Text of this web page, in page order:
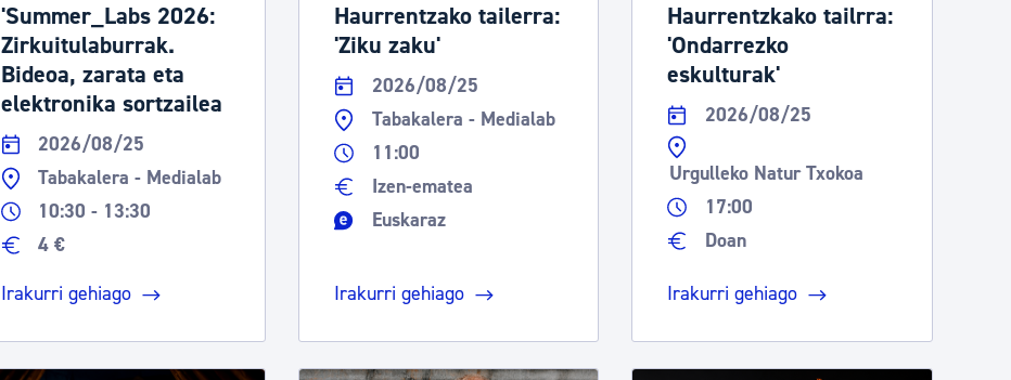
'Summer_Labs 2026:
Zirkuitulaburrak.
Bideoa, zarata eta
elektronika sortzailea
2026/08/25
Tabakalera - Medialab
10:30 - 13:30
4 €
Irakurri gehiago
Haurrentzako tailerra:
'Ziku zaku'
2026/08/25
Tabakalera - Medialab
11:00
Izen-ematea
Euskaraz
Irakurri gehiago
Haurrentzkako tailrra:
'Ondarrezko
eskulturak'
2026/08/25
Urgulleko Natur Txokoa
17:00
Doan
Irakurri gehiago